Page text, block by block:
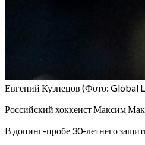
Евгений Кузнецов (Фото: Global
Российский хоккеист Максим
В допинг-пробе 30-летнего